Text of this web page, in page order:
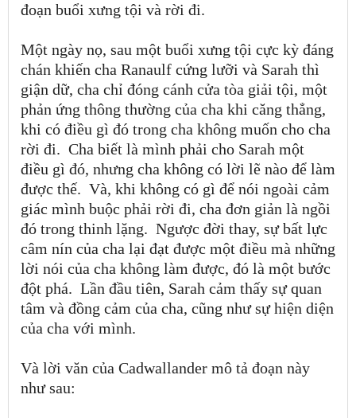
đoạn buổi xưng tội và rời đi.
Một ngày nọ, sau một buổi xưng tội cực kỳ đáng
chán khiến cha Ranaulf cứng lưỡi và Sarah thì
giận dữ, cha chỉ đóng cánh cửa tòa giải tội, một
phản ứng thông thường của cha khi căng thẳng,
khi có điều gì đó trong cha không muốn cho cha
rời đi. Cha biết là mình phải cho Sarah một
điều gì đó, nhưng cha không có lời lẽ nào để làm
được thế. Và, khi không có gì để nói ngoài cảm
giác mình buộc phải rời đi, cha đơn giản là ngồi
đó trong thinh lặng. Ngược đời thay, sự bất lực
câm nín của cha lại đạt được một điều mà những
lời nói của cha không làm được, đó là một bước
đột phá. Lần đầu tiên, Sarah cảm thấy sự quan
tâm và đồng cảm của cha, cũng như sự hiện diện
của cha với mình.
Và lời văn của Cadwallander mô tả đoạn này
như sau: